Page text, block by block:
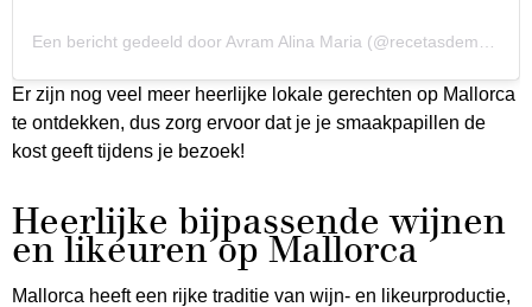
Er zijn nog veel meer heerlijke lokale gerechten op Mallorca
te ontdekken, dus zorg ervoor dat je je smaakpapillen de
kost geeft tijdens je bezoek!
Heerlijke bijpassende wijnen
en likeuren op Mallorca
Mallorca heeft een rijke traditie van wijn- en likeurproductie,